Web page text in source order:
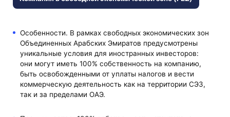
Особенности. В рамках свободных экономических зон
Объединенных Арабских Эмиратов предусмотрены
уникальные условия для иностранных инвесторов:
они могут иметь 100% собственность на компанию,
быть освобожденными от уплаты налогов и вести
коммерческую деятельность как на территории СЭЗ,
так и за пределами ОАЭ.